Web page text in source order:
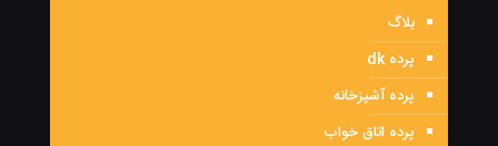
بلاگ
پرده dk
پرده آشپزخانه
پرده اتاق خواب